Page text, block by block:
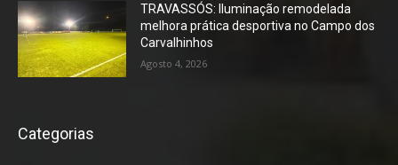
TRAVASSÓS: Iluminação remodelada
melhora prática desportiva no Campo dos
Carvalhinhos
Agosto 4, 2026
Categorias